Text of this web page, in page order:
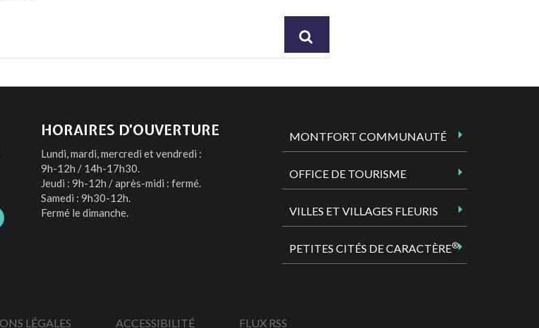
HORAIRES D’OUVERTURE
Lundi, mardi, mercredi et vendredi :
9h-12h / 14h-17h30.
Jeudi : 9h-12h / après-midi : fermé.
Samedi : 9h30-12h.
Fermé le dimanche.
MONTFORT COMMUNAUTÉ
OFFICE DE TOURISME
VILLES ET VILLAGES FLEURIS
PETITES CITÉS DE CARACTÈRE®
LÉGALES ACCESSIBILITÉ FLUX RSS